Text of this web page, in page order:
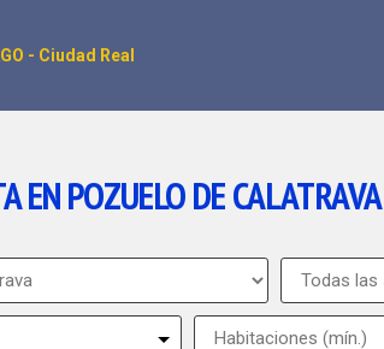
- Ciudad Real
EN POZUELO DE CALATRAVA